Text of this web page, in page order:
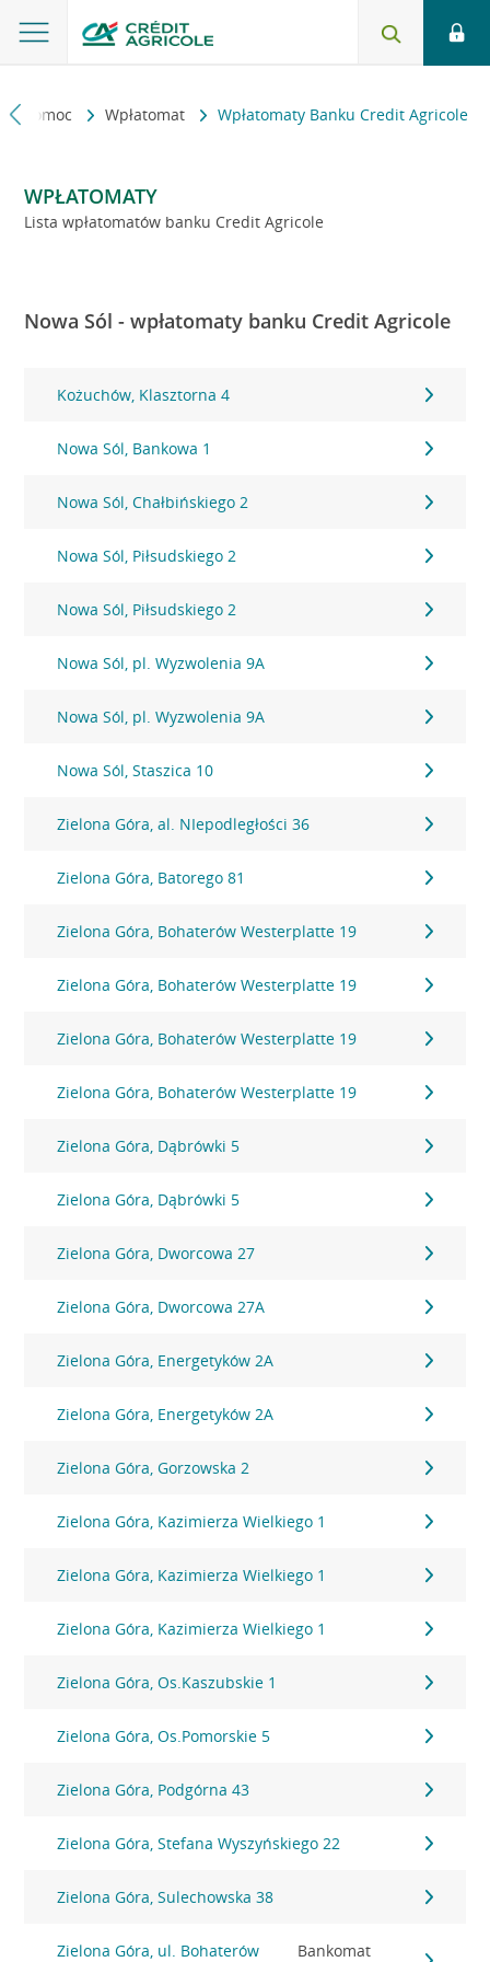
i pomoc Wpłatomat Wpłatomaty Banku Credit Agricole
WPŁATOMATY
Lista wpłatomatów banku Credit Agricole
Nowa Sól - wpłatomaty banku Credit Agricole
Kożuchów, Klasztorna 4
Nowa Sól, Bankowa 1
Nowa Sól, Chałbińskiego 2
Nowa Sól, Piłsudskiego 2
Nowa Sól, Piłsudskiego 2
Nowa Sól, pl. Wyzwolenia 9A
Nowa Sól, pl. Wyzwolenia 9A
Nowa Sól, Staszica 10
Zielona Góra, al. NIepodległości 36
Zielona Góra, Batorego 81
Zielona Góra, Bohaterów Westerplatte 19
Zielona Góra, Bohaterów Westerplatte 19
Zielona Góra, Bohaterów Westerplatte 19
Zielona Góra, Bohaterów Westerplatte 19
Zielona Góra, Dąbrówki 5
Zielona Góra, Dąbrówki 5
Zielona Góra, Dworcowa 27
Zielona Góra, Dworcowa 27A
Zielona Góra, Energetyków 2A
Zielona Góra, Energetyków 2A
Zielona Góra, Gorzowska 2
Zielona Góra, Kazimierza Wielkiego 1
Zielona Góra, Kazimierza Wielkiego 1
Zielona Góra, Kazimierza Wielkiego 1
Zielona Góra, Os.Kaszubskie 1
Zielona Góra, Os.Pomorskie 5
Zielona Góra, Podgórna 43
Zielona Góra, Stefana Wyszyńskiego 22
Zielona Góra, Sulechowska 38
Zielona Góra, ul. Bohaterów
Bankomat